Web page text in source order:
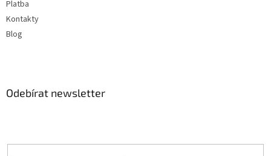
Platba
Kontakty
Blog
Odebírat newsletter